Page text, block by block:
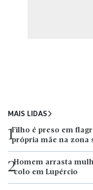
MAIS LIDAS
1Filho é preso em
própria mãe na zona
2Homem arrasta
colo em Lupércio